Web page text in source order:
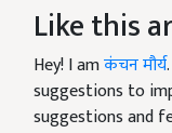
Like this
Hey! I amकंचन मौर्य
suggestions to
suggestions and